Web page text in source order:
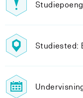
Studiested: